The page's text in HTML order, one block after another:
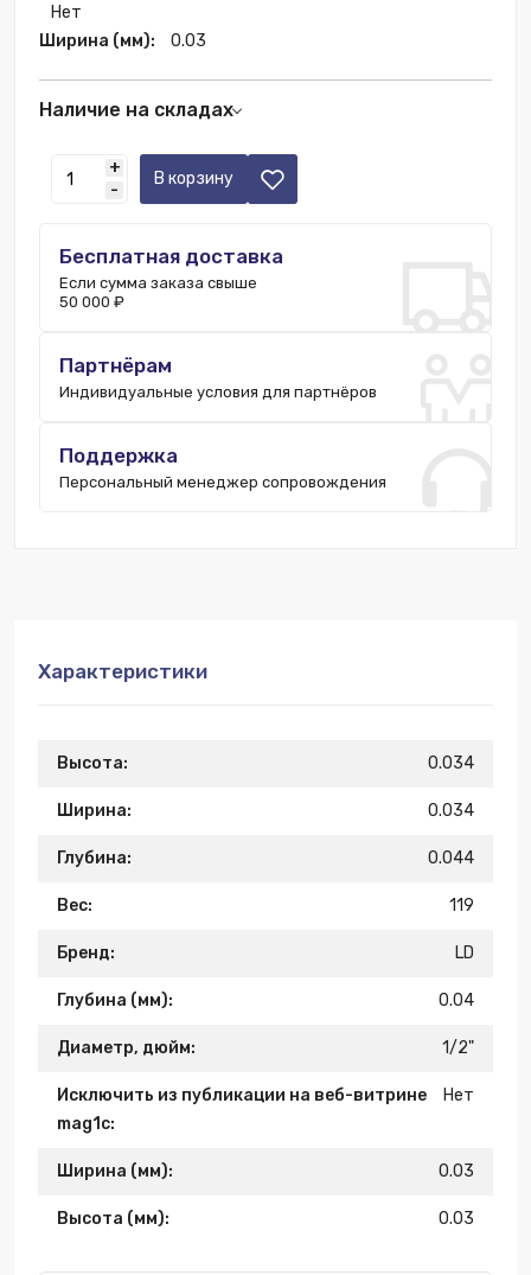
Нет
Ширина (мм):
0.03
Наличие на складах
Ростов-на-Дону:5 шт.
Нижний Новгород:8 шт.
+
-
В корзину
Бесплатная доставка
Если сумма заказа свыше
50 000 ₽
Партнёрам
Индивидуальные условия для партнёров
Поддержка
Персональный менеджер сопровождения
Характеристики
Высота: 0.034
Ширина: 0.034
Глубина: 0.044
Вес: 119
Бренд: LD
Глубина (мм): 0.04
Диаметр, дюйм: 1/2"
Исключить из публикации на веб-витрине
mag1c:
Нет
Ширина (мм): 0.03
Высота (мм): 0.03